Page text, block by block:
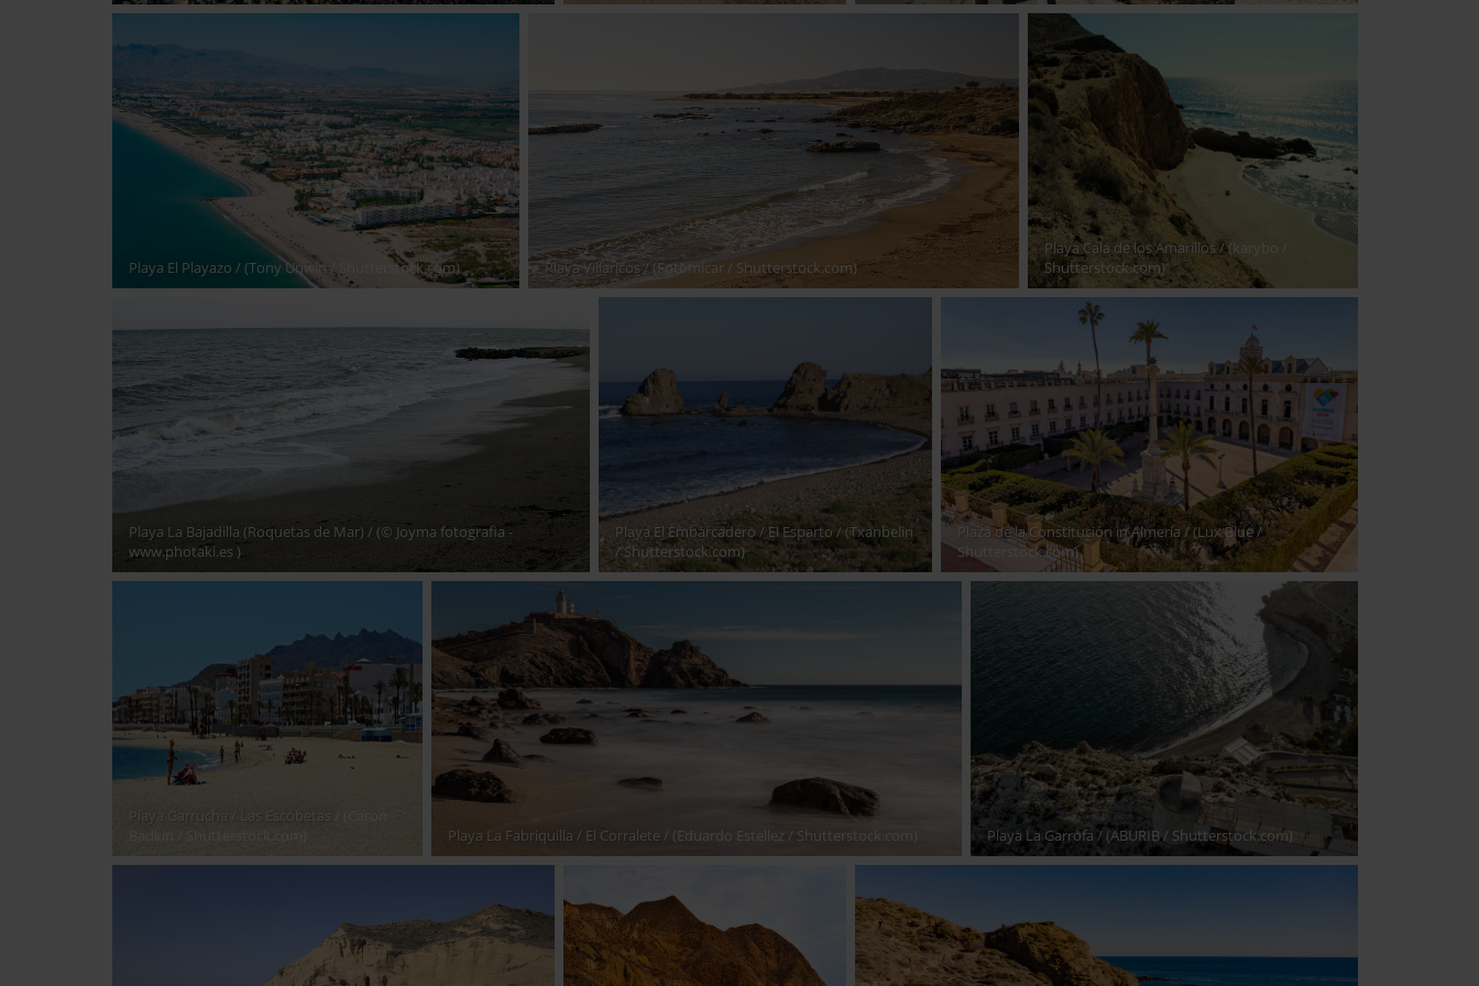
Playa El Playazo / (Tony Unwin / Shutterstock.com) Playa Villaricos / (Fotomicar / Shutterstock.com)
Playa Cala de los Amarillos/ (karybo /
Shutterstock.com)
Playa La Bajadilla (Roquetas de Mar) / (© Joyma fotografia -
www.photaki.es )
Playa El Embarcadero / El Esparto/ (Txanbelin
/ Shutterstock.com)
Plaza de la Constitución in Almería/ (Lux Blue /
Shutterstock.com)
Playa Garrucha / Las Escobetas
/ (Caron
Badkin / Shutterstock.com)
Playa La Fabriquilla / El Corralete / (Eduardo Estellez / Shutterstock.com) Playa La Garrofa / (ABURIB / Shutterstock.com)